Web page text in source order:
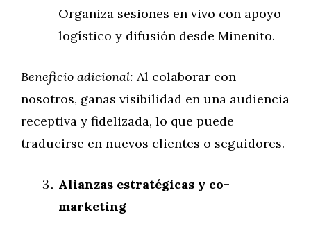
Organiza sesiones en vivo con apoyo
logístico y difusión desde Minenito.
Beneficio adicional: Al colaborar con
nosotros, ganas visibilidad en una audiencia
receptiva y fidelizada, lo que puede
traducirse en nuevos clientes o seguidores.
Alianzas estratégicas y co-
marketing